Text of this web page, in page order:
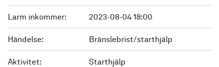
Larm inkommer: 2023-08-04 18:00
Händelse: Bränslebrist/starthjälp
Aktivitet: Starthjälp